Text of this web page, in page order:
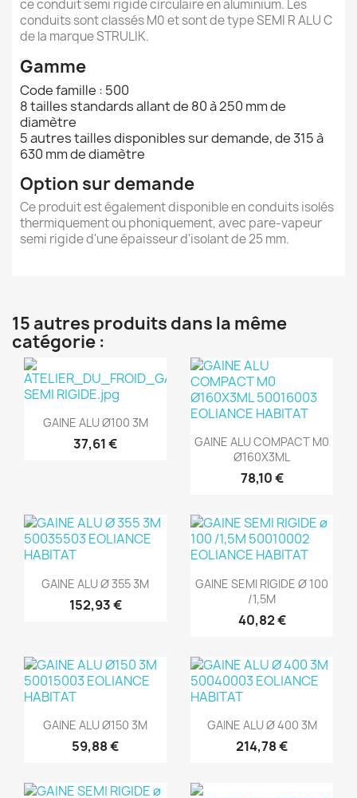
ce conduit semi rigide circulaire en aluminium. Les
conduits sont classés M0 et sont de type SEMI R ALU C
de la marque STRULIK.
Gamme
Code famille : 500
8 tailles standards allant de 80 à 250 mm de
diamètre
5 autres tailles disponibles sur demande, de 315 à
630 mm de diamètre
Option sur demande
Ce produit est également disponible en conduits isolés
thermiquement ou phoniquement, avec pare-vapeur
semi rigide d'une épaisseur d'isolant de 25 mm.
15 autres produits dans la même
catégorie :
Aperçu rapide
GAINE ALU Ø100 3M
37,61 € Aperçu rapide
GAINE ALU COMPACT M0
Ø160X3ML
78,10 €
Aperçu rapide
GAINE ALU Ø 355 3M
152,93 €
Aperçu rapide
GAINE SEMI RIGIDE Ø 100
/1,5M
40,82 €
Aperçu rapide
GAINE ALU Ø150 3M
59,88 €
Aperçu rapide
GAINE ALU Ø 400 3M
214,78 €